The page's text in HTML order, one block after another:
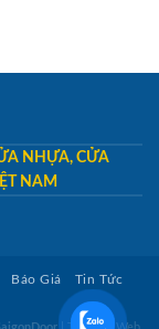
NHỰA, CỬA
NAM
Báo Giá
Tin Tức